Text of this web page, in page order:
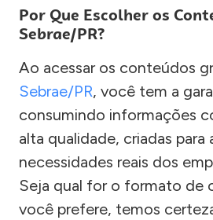
Por Que Escolher os
Sebrae/PR?
Ao acessar os conteúdos
Sebrae/PR, você tem a
consumindo informações
alta qualidade, criadas para
necessidades reais dos
Seja qual for o formato de
você prefere, temos